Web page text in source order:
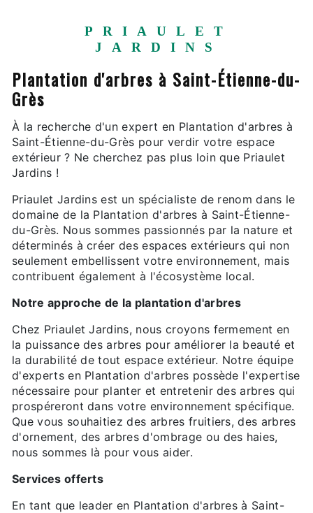
PRIAULET
JARDINS
Plantation d'arbres à Saint-Étienne-du-
Grès
À la recherche d'un expert en Plantation d'arbres à
Saint-Étienne-du-Grès pour verdir votre espace
extérieur ? Ne cherchez pas plus loin que Priaulet
Jardins !
Priaulet Jardins est un spécialiste de renom dans le
domaine de la Plantation d'arbres à Saint-Étienne-
du-Grès. Nous sommes passionnés par la nature et
déterminés à créer des espaces extérieurs qui non
seulement embellissent votre environnement, mais
contribuent également à l'écosystème local.
Notre approche de la plantation d'arbres
Chez Priaulet Jardins, nous croyons fermement en
la puissance des arbres pour améliorer la beauté et
la durabilité de tout espace extérieur. Notre équipe
d'experts en Plantation d'arbres possède l'expertise
nécessaire pour planter et entretenir des arbres qui
prospéreront dans votre environnement spécifique.
Que vous souhaitiez des arbres fruitiers, des arbres
d'ornement, des arbres d'ombrage ou des haies,
nous sommes là pour vous aider.
Services offerts
En tant que leader en Plantation d'arbres à Saint-